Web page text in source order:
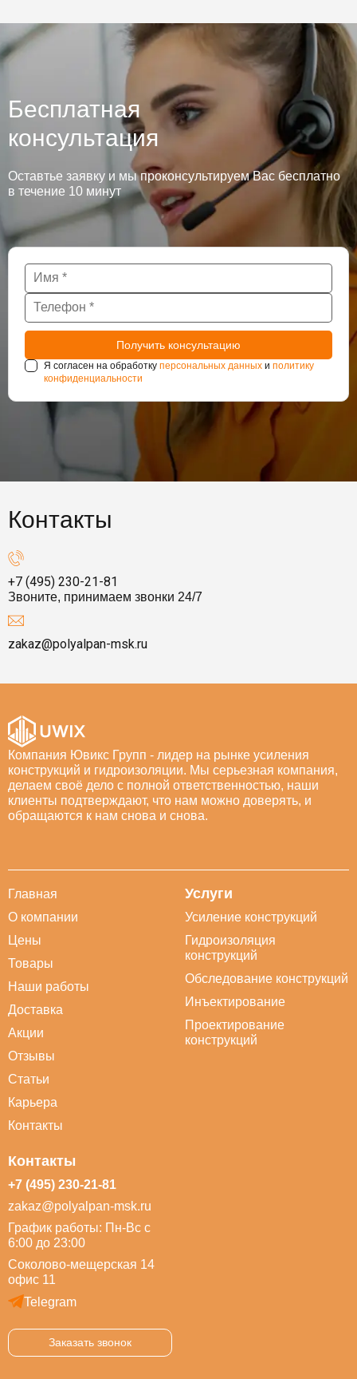
Бесплатная
консультация
Оставтье заявку и мы проконсультируем Вас бесплатно
в течение 10 минут
Я согласен на обработку персональных данных и политику
конфиденциальности
Контакты
+7 (495) 230-21-81
Звоните, принимаем звонки 24/7
zakaz@polyalpan-msk.ru
Компания Ювикс Групп - лидер на рынке усиления
конструкций и гидроизоляции. Мы серьезная компания,
делаем своё дело с полной ответственностью, наши
клиенты подтверждают, что нам можно доверять, и
обращаются к нам снова и снова.
Главная
О компании
Цены
Товары
Наши работы
Доставка
Акции
Отзывы
Статьи
Карьера
Контакты
Услуги
Усиление конструкций
Гидроизоляция
конструкций
Обследование конструкций
Инъектирование
Проектирование
конструкций
Контакты
+7 (495) 230-21-81
zakaz@polyalpan-msk.ru
График работы: Пн-Вс с
6:00 до 23:00
Соколово-мещерская 14
офис 11
Telegram
Заказать звонок